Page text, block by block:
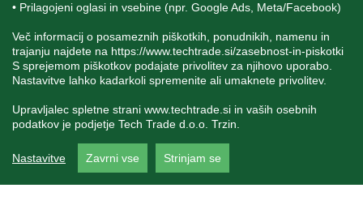
• Prilagojeni oglasi in vsebine (npr. Google Ads, Meta/Facebook)
Več informacij o posameznih piškotkih, ponudnikih, namenu in
trajanju najdete na https://www.techtrade.si/zasebnost-in-piskotki
S sprejemom piškotkov podajate privolitev za njihovo uporabo.
Nastavitve lahko kadarkoli spremenite ali umaknete privolitev.
Upravljalec spletne strani www.techtrade.si in vaših osebnih
podatkov je podjetje Tech Trade d.o.o. Trzin.
Nastavitve Zavrni vse Strinjam se
pravilne in verodostojne podatke. V kolikor na naši
spletni strani zasledite napačne oziroma neustrezne
podatke ali slike, vas prosimo, da nam to sporočite na